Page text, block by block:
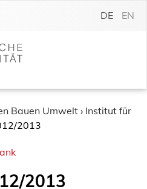
DE EN
Bauen Umwelt› Institut für
2013
2013